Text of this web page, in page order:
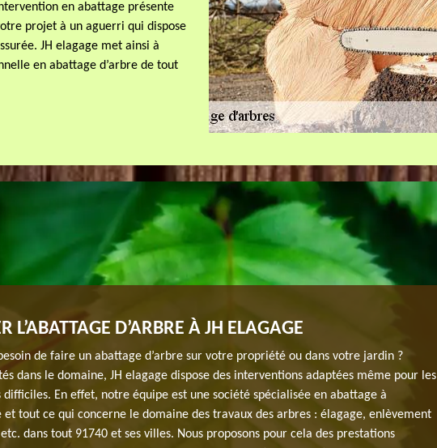
en abattage présente
projet à un aguerri qui dispose
JH elagage met ainsi à
en abattage d’arbre de tout
L’ABATTAGE D’ARBRE À JH ELAGAGE
de faire un abattage d’arbre sur votre propriété ou dans votre jardin ?
dans le domaine, JH elagage dispose des interventions adaptées même pour les
difficiles. En effet, notre équipe est une société spécialisée en abattage à
et tout ce qui concerne le domaine des travaux des arbres : élagage, enlèvement
dans tout 91740 et ses villes. Nous proposons pour cela des prestations